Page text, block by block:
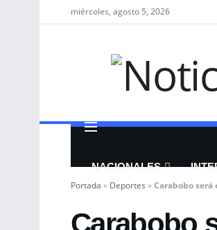
miércoles, agosto 5, 2026
NACIONALES
Portada » Deportes »Carabobo
Carabobo